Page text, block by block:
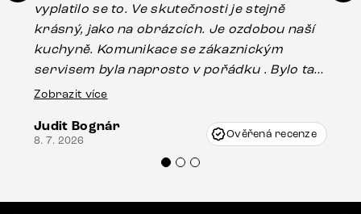
vyplatilo se to. Ve skutečnosti je stejně
krásný, jako na obrázcích. Je ozdobou naší
kuchyně. Komunikace se zákaznickým
servisem byla naprosto v pořádku . Bylo tam
drobné poškození u nohy stolu, které mohlo
Vincze mi velmi korektně vyšli vstříc.
Doporučuji produkty Delife všem.“
Zobrazit více
Judit Bognár
8. 7. 2026 Ověřená recenze